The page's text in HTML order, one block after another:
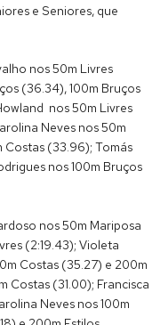
e Seniores, que
nos 50m Livres
(36.34), 100m Bruços
nos 50m Livres
Neves nos 50m
Costas (33.96); Tomás
nos 100m Bruços
nos 50m Mariposa
(2:19.43); Violeta
Costas (35.27) e 200m
Costas (31.00); Francisca
Neves nos 100m